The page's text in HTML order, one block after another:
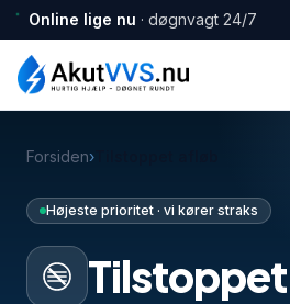
Online lige nu · døgnvagt 24/7
Forsiden›
Højeste prioritet · vi kører straks